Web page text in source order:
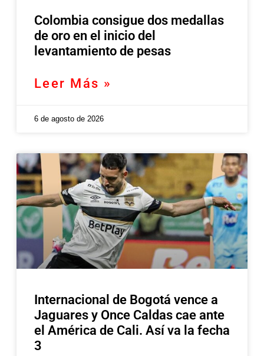
Colombia consigue dos medallas
de oro en el inicio del
levantamiento de pesas
Leer Más »
6 de agosto de 2026
Internacional de Bogotá vence a
Jaguares y Once Caldas cae ante
el América de Cali. Así va la fecha
3